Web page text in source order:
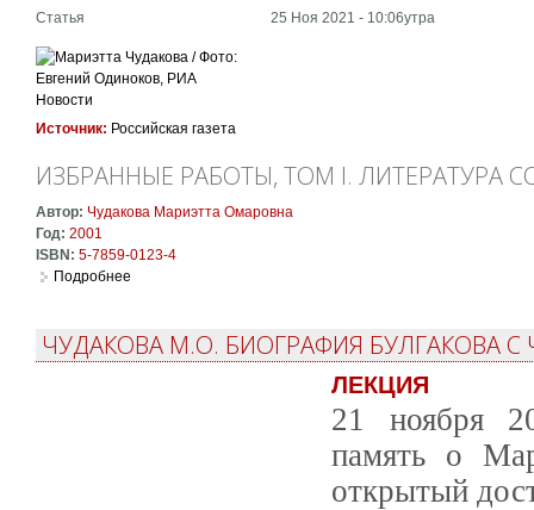
Статья 25 Ноя 2021 - 10:06утра
Источник: Российская газета
ИЗБРАННЫЕ РАБОТЫ, ТОМ I. ЛИТЕРАТУРА
Автор: Чудакова Мариэтта Омаровна
Год: 2001
ISBN: 5-7859-0123-4
Подробнее
ЧУДАКОВА М.О. БИОГРАФИЯ БУЛГАКОВА С
ЛЕКЦИЯ
21 ноября
память о
открытый